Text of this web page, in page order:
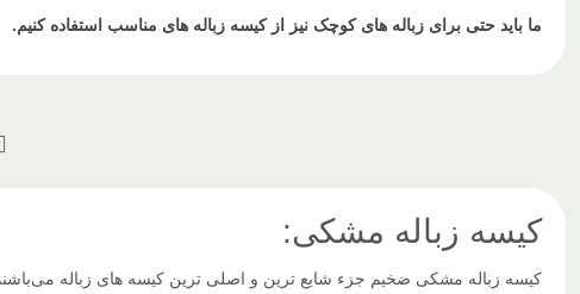
ما باید حتی برای زباله های کوچک نیز از کیسه زباله های مناسب استفاده کنیم.
کیسه زباله مشکی:
کیسه زباله مشکی ضخیم جزء شایع ترین و اصلی ترین کیسه های زباله